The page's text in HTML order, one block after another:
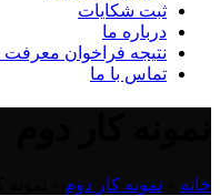
ثبت شکایات
درباره ما
نتیجه فراخوان
تماس با ما
خانه نمونه کار دوم